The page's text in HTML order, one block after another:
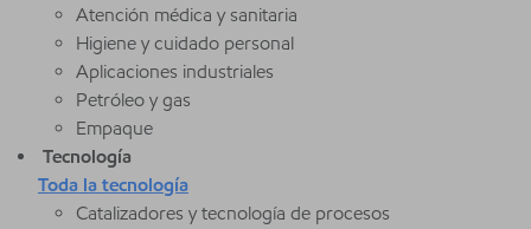
Atención médica y sanitaria
Higiene y cuidado personal
Aplicaciones industriales
Petróleo y gas
Empaque
Tecnología
Toda la tecnología
Catalizadores y tecnología de procesos